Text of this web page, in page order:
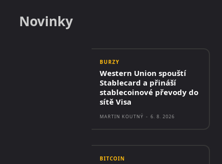
Novinky
BURZY
Western Union spouští
Stablecard a přináší
stablecoinové převody do
sítě Visa
MARTIN KOUTNÝ - 6. 8. 2026
BITCOIN